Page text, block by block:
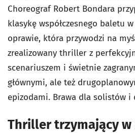
Choreograf Robert Bondara
klasykę współczesnego baletu
oprawie, która przywodzi na
zrealizowany thriller z
scenariuszem i świetnie
głównymi, ale też
epizodami. Brawa dla solistów i
Thriller trzymający w